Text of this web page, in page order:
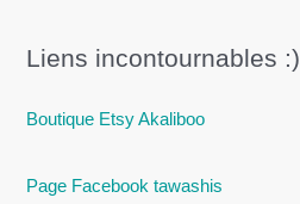
Liens incontournables :)
Boutique Etsy Akaliboo
Page Facebook tawashis